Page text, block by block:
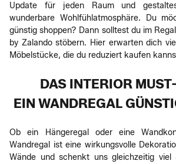
Update für jeden Raum und
wunderbare Wohlfühlatmosphäre. Du
günstig shoppen? Dann solltest du im
by Zalando stöbern. Hier erwarten dich
Möbelstücke, die du reduziert kaufen
DAS INTERIOR
EIN WANDREGAL
Ob ein Hängeregal oder eine
Wandregal ist eine wirkungsvolle
Wände und schenkt uns gleichzeitig viel